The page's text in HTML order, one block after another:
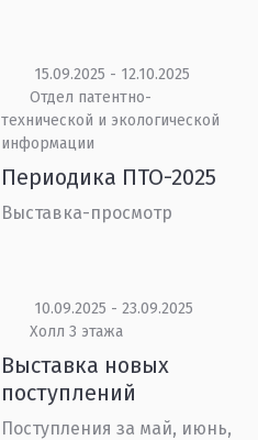
15.09.2025 - 12.10.2025
Отдел патентно-
технической и экологической
информации
Периодика ПТО-2025
Выставка-просмотр
10.09.2025 - 23.09.2025
Холл 3 этажа
Выставка новых
поступлений
Поступления за май, июнь,